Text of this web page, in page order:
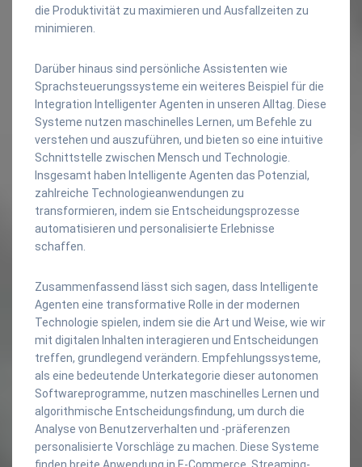
die Produktivität zu maximieren und Ausfallzeiten zu
minimieren.
Darüber hinaus sind persönliche Assistenten wie
Sprachsteuerungssysteme ein weiteres Beispiel für die
Integration Intelligenter Agenten in unseren Alltag. Diese
Systeme nutzen maschinelles Lernen, um Befehle zu
verstehen und auszuführen, und bieten so eine intuitive
Schnittstelle zwischen Mensch und Technologie.
Insgesamt haben Intelligente Agenten das Potenzial,
zahlreiche Technologieanwendungen zu
transformieren, indem sie Entscheidungsprozesse
automatisieren und personalisierte Erlebnisse
schaffen.
Zusammenfassend lässt sich sagen, dass Intelligente
Agenten eine transformative Rolle in der modernen
Technologie spielen, indem sie die Art und Weise, wie wir
mit digitalen Inhalten interagieren und Entscheidungen
treffen, grundlegend verändern. Empfehlungssysteme,
als eine bedeutende Unterkategorie dieser autonomen
Softwareprogramme, nutzen maschinelles Lernen und
algorithmische Entscheidungsfindung, um durch die
Analyse von Benutzerverhalten und -präferenzen
personalisierte Vorschläge zu machen. Diese Systeme
finden breite Anwendung in E-Commerce, Streaming-